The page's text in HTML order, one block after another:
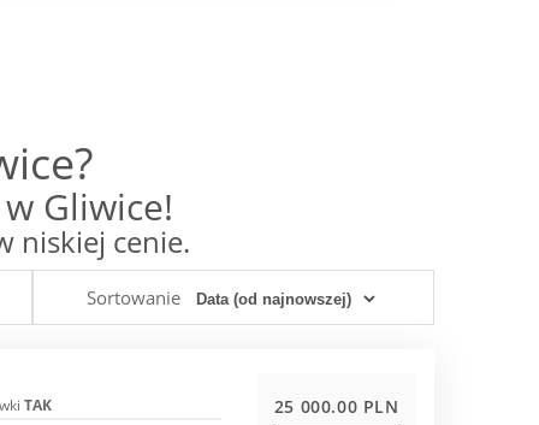
Gliwice!
niskiej cenie.
Sortowanie
TAK 25 000.00 PLN